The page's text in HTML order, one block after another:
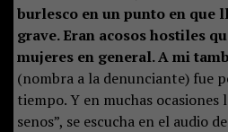
burlesco en un punto en que
grave. Eran acosos hostiles
mujeres en general. A mi
(nombra a la denunciante) fue
tiempo. Y en muchas ocasiones
senos”, se escucha en el audio